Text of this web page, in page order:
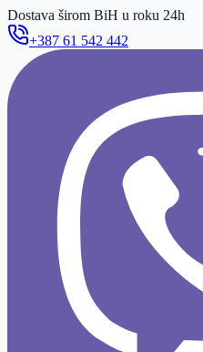
Dostava širom BiH u roku 24h
+387 61 542 442